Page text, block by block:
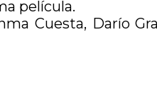
película.
Cuesta, Darío